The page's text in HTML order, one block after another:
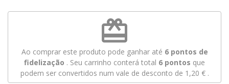
redeem
Ao comprar este produto pode ganhar até 6pontos de
fidelização . Seu carrinho conterá total 6 pontos que
podem ser convertidos num vale de desconto de 1,20 €.